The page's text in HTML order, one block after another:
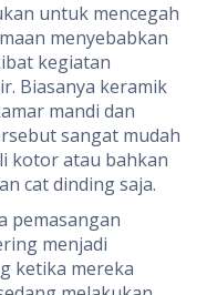
untuk mencegah
menyebabkan
kegiatan
Biasanya keramik
mandi dan
sangat mudah
kotor atau bahkan
cat dinding saja.
pemasangan
menjadi
ketika mereka